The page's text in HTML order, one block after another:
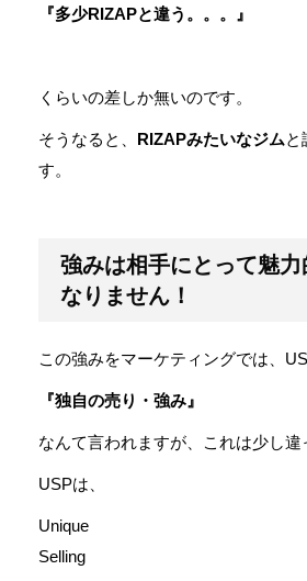
『多少RIZAPと違う。。。』
くらいの差しか無いのです。
そうなると、 RIZAPみたいなジムと
す。
強みは相手にとって魅
なりません！
この強みをマーケティングでは、
『独自の売り・強み』
なんて言われますが、これは少し違
USPは、
Unique
Selling